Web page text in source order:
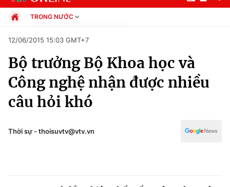
Chuyên mục
Chính trị
TRONG NƯỚC
Xã hội
Pháp luật
Thể thao
Truyền hình
12/06/2015 15:03 GMT+7
Bộ trưởng Bộ Khoa học và
Công nghệ nhận được nhiều
câu hỏi khó
Thời sự - thoisuvtv@vtv.vn